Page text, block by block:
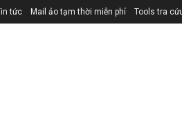
tức Mail ảo tạm thời miễn phí Tools tra